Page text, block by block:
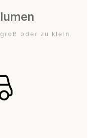
oder zu klein.